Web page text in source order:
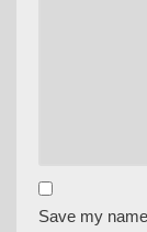
Save my